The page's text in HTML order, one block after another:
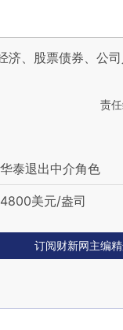
济、股票债券、公
责
泰退出中介角色
美元/盎司
订阅财新网主编